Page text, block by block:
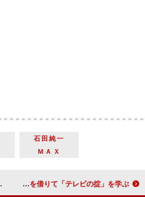
石田純一
ＭＡＸ
Ｒ－１ぐらんぷり王者が初の冠番組に挑戦 同期芸人の力を借りて「テレビの掟」を学ぶ！